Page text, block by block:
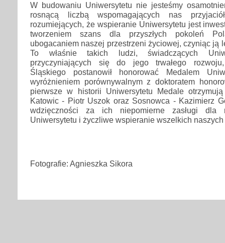
W budowaniu Uniwersytetu nie jesteśmy
rosnącą liczbą wspomagających nas
rozumiejących, że wspieranie Uniwersytetu jest
tworzeniem szans dla przyszłych pokoleń
ubogacaniem naszej przestrzeni życiowej, czyniąc ją
To właśnie takich ludzi, świadczących
przyczyniających się do jego trwałego
Śląskiego postanowił honorować Medalem
wyróżnieniem porównywalnym z doktoratem
pierwsze w historii Uniwersytetu Medale
Katowic - Piotr Uszok oraz Sosnowca - Kazimierz
wdzięczności za ich niepomierne zasługi dla
Uniwersytetu i życzliwe wspieranie wszelkich
Fotografie: Agnieszka Sikora